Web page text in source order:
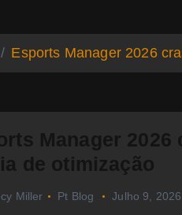
Esports Manager 2026
Manager
de otimização
Miller Pt Blog Julho 9, 2026